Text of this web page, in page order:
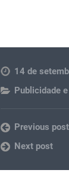
14 de
Publicidade
Previous post
Next post